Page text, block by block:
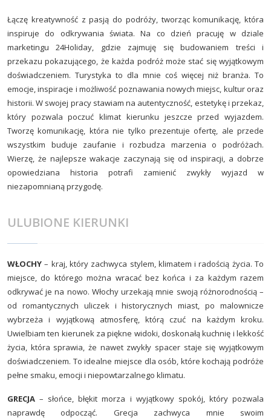
Łączę kreatywność z pasją do podróży, tworząc komunikację, która
inspiruje do odkrywania świata. Na co dzień pracuję w dziale
marketingu 24Holiday, gdzie zajmuję się budowaniem treści i
przekazu pokazującego, że każda podróż może stać się wyjątkowym
doświadczeniem. Turystyka to dla mnie coś więcej niż branża. To
emocje, inspiracje i możliwość poznawania nowych miejsc, kultur oraz
historii. W swojej pracy stawiam na autentyczność, estetykę i przekaz,
który pozwala poczuć klimat kierunku jeszcze przed wyjazdem.
Tworzę komunikację, która nie tylko prezentuje ofertę, ale przede
wszystkim buduje zaufanie i rozbudza marzenia o podróżach.
Wierzę, że najlepsze wakacje zaczynają się od inspiracji, a dobrze
opowiedziana historia potrafi zamienić zwykły wyjazd w
niezapomnianą przygodę.
ULUBIONE KIERUNKI
WŁOCHY – kraj, który zachwyca stylem, klimatem i radością życia. To
miejsce, do którego można wracać bez końca i za każdym razem
odkrywać je na nowo. Włochy urzekają mnie swoją różnorodnością –
od romantycznych uliczek i historycznych miast, po malownicze
wybrzeża i wyjątkową atmosferę, którą czuć na każdym kroku.
Uwielbiam ten kierunek za piękne widoki, doskonałą kuchnię i lekkość
życia, która sprawia, że nawet zwykły spacer staje się wyjątkowym
doświadczeniem. To idealne miejsce dla osób, które kochają podróże
pełne smaku, emocji i niepowtarzalnego klimatu.
GRECJA – słońce, błękit morza i wyjątkowy spokój, który pozwala
naprawdę odpocząć. Grecja zachwyca mnie swoim